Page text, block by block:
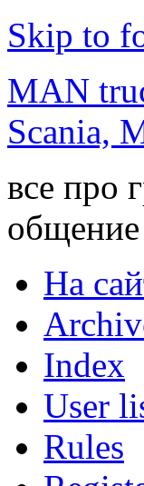
Skip to
MAN
Scania,
все про
общение
На
Index
User
Rules